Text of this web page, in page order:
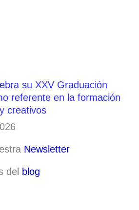
su XXV Graduación
referente en la formación
creativos
Newsletter
del blog